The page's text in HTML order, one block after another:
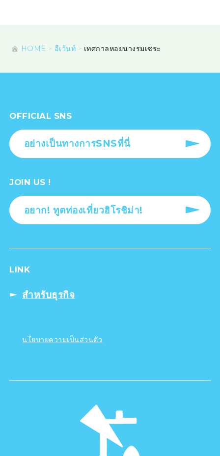
HOME อีเว้นท์ เทศกาลหอยนางรมเซระ
OFFICIAL SNS
อย่างเป็นทางการSNSที่นี่
JOIN US !
อยาก! ทูตท่องเที่ยวฮิโรชิม่า!
LINK
สำหรับธุรกิจ
นโยบายความเป็นส่วนตัว